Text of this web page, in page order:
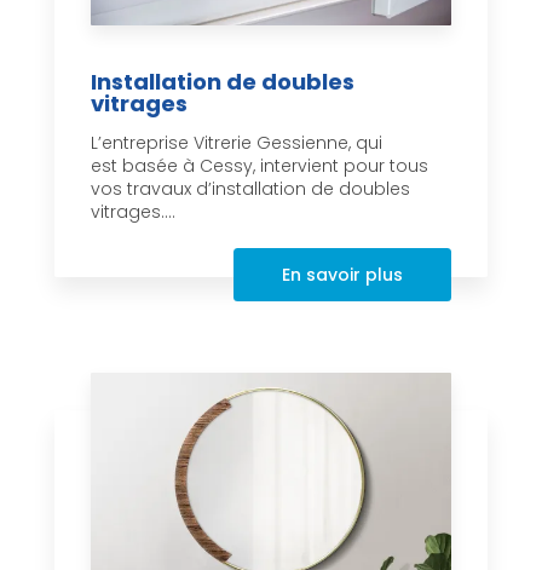
Installation de doubles
vitrages
L’entreprise Vitrerie Gessienne, qui
est basée à Cessy, intervient pour tous
vos travaux d’installation de doubles
vitrages....
En savoir plus